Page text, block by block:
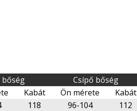
bőség Csípő bőség
Kabát Ön mérete Kabát
118 96-104 112